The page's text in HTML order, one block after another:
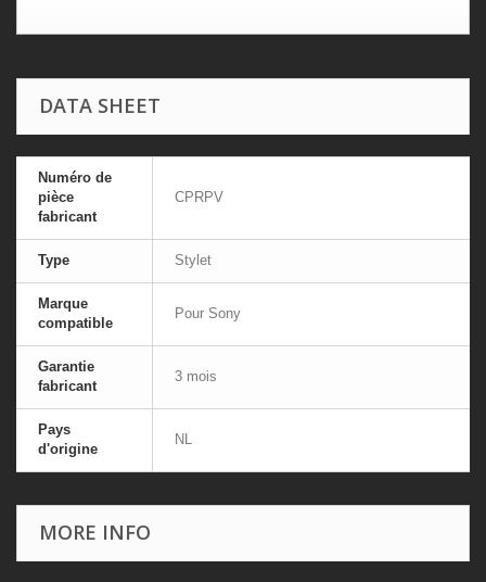
DATA SHEET
Numéro de
pièce
fabricant
CPRPV
Type Stylet
Marque
compatible
Pour Sony
Garantie
fabricant
3 mois
Pays
d'origine
NL
MORE INFO